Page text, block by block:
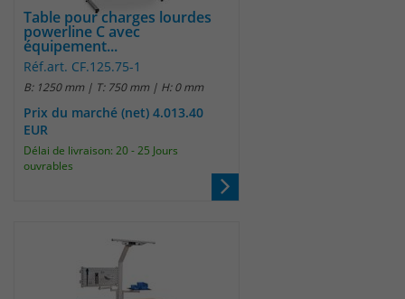
Table pour charges lourdes
powerline C avec
équipement...
Réf.art. CF.125.75-1
B: 1250 mm | T: 750 mm | H: 0 mm
Prix du marché (net) 4.013.40
EUR
Délai de livraison: 20 - 25 Jours
ouvrables